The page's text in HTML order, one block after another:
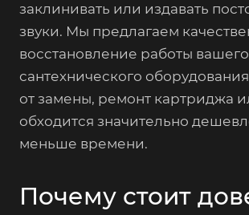
заклинивать или издавать
звуки. Мы предлагаем
восстановление работы вашего
сантехнического
от замены, ремонт картриджа
обходится значительно
меньше времени.
Почему стоит